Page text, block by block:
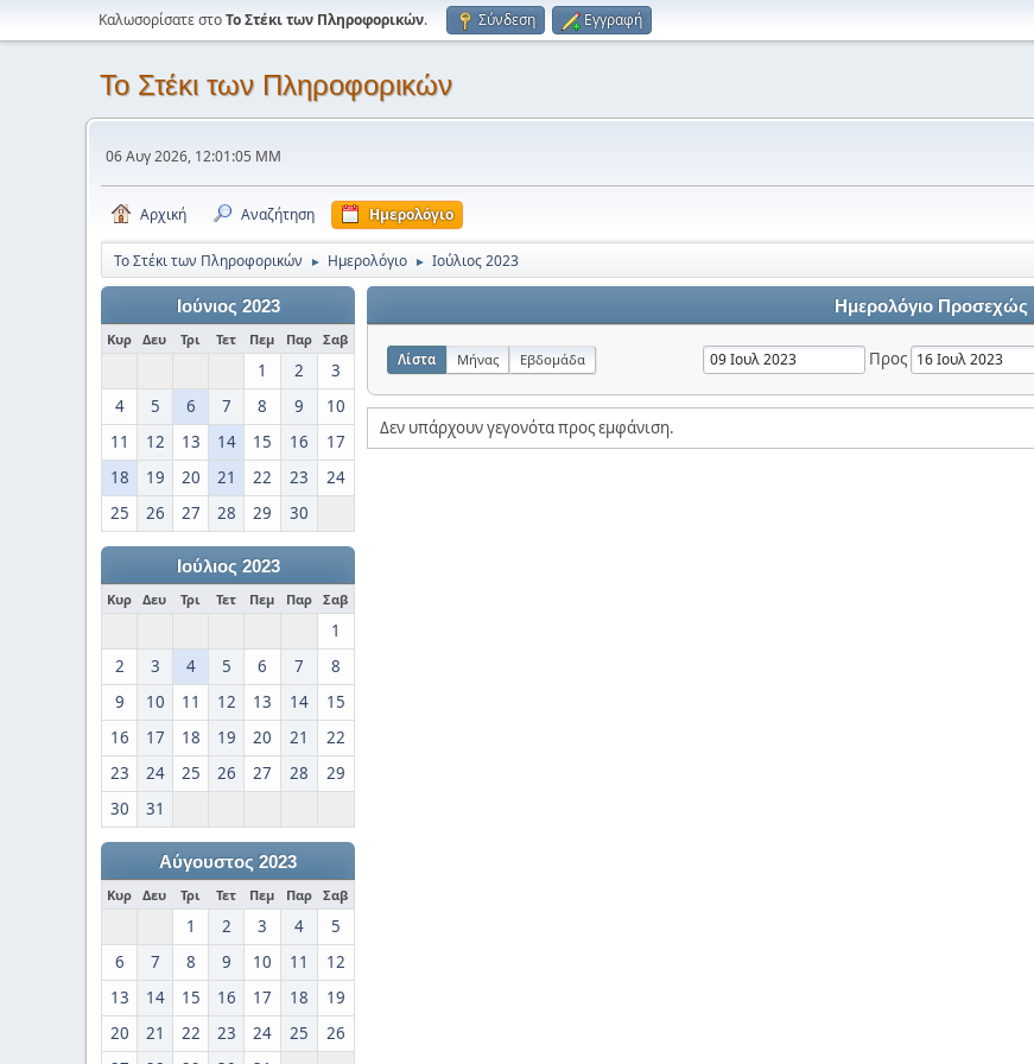
Καλωσορίσατε στοΤο Στέκι των Πληροφορικών. Σύνδεση Εγγραφή
Το Στέκι των Πληροφορικών
06 Αυγ 2026, 12:01:05 ΜΜ
Αρχική Αναζήτηση Ημερολόγιο
Το Στέκι των Πληροφορικών ► Ημερολόγιο ► Ιούλιος 2023
Ιούνιος 2023
Κυρ Δευ Τρι Τετ Πεμ Παρ Σαβ
1 2
3
4
5 6 7 8 9
10
11
12 13 14 15 16
17
18
19 20 21 22 23
24
25
26 27 28 29 30
Ιούλιος 2023
Κυρ Δευ Τρι Τετ Πεμ Παρ Σαβ
1
2
3 4 5 6 7
8
9
10 11 12 13 14
15
16
17 18 19 20 21
22
23
24 25 26 27 28
29
30
31
Αύγουστος 2023
Κυρ Δευ Τρι Τετ Πεμ Παρ Σαβ
1 2 3 4
5
6
7 8 9 10 11
12
13
14 15 16 17 18
19
20
21 22 23 24 25
26
Ημερολόγιο Προσεχώς
Λίστα Μήνας Εβδομάδα Προς
Δεν υπάρχουν γεγονότα προς εμφάνιση.